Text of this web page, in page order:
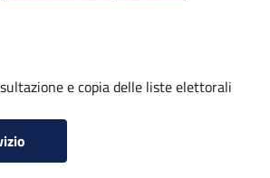
e copia delle liste elettorali